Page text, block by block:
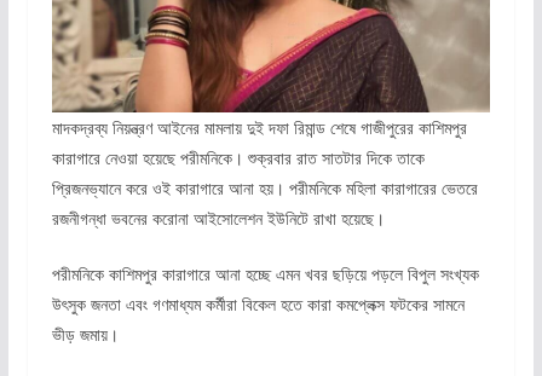
মাদকদ্রব্য নিয়ন্ত্রণ আইনের মামলায় দুই দফা রিমান্ড শেষে গাজীপুরের কাশিমপুর
কারাগারে নেওয়া হয়েছে পরীমনিকে। শুক্রবার রাত সাতটার দিকে তাকে
প্রিজনভ্যানে করে ওই কারাগারে আনা হয়। পরীমনিকে মহিলা কারাগারের ভেতরে
রজনীগন্ধা ভবনের করোনা আইসোলেশন ইউনিটে রাখা হয়েছে।
পরীমনিকে কাশিমপুর কারাগারে আনা হচ্ছে এমন খবর ছড়িয়ে পড়লে বিপুল সংখ্যক
উৎসুক জনতা এবং গণমাধ্যম কর্মীরা বিকেল হতে কারা কমপ্লেক্স ফটকের সামনে
ভীড় জমায়।